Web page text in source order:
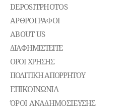
DEPOSITPHOTOS
ΑΡΘΡΟΓΡΑΦΟΙ
ABOUT US
ΔΙΑΦΗΜΙΣΤΕΊΤΕ
ΌΡΟΙ ΧΡΉΣΗΣ
ΠΟΛΙΤΙΚΉ ΑΠΟΡΡΉΤΟΥ
ΕΠΙΚΟΙΝΩΝΊΑ
ΌΡΟΙ ΑΝΑΔΗΜΟΣΙΕΥΣΗΣ